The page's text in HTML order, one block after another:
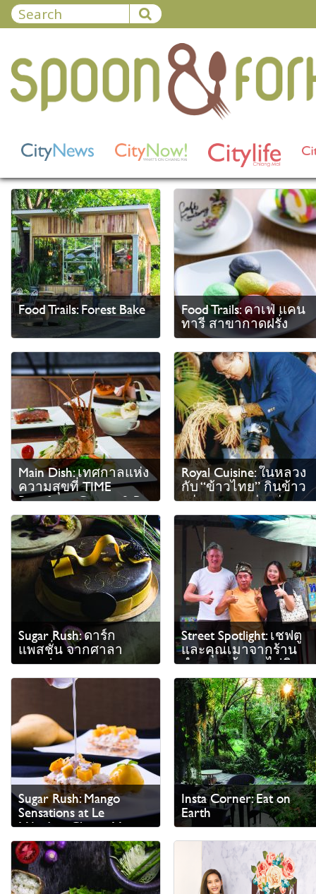
Food Trails: Forest Bake Food Trails: คาเฟ่ แคน
ทารี สาขากาดฝรั่ง
Main Dish: เทศกาลแห่ง
ความสุขที่ TIME
Riverfront Cuisine & Bar
Royal Cuisine: ในหลวง
กับ “ข้าวไทย” กินข้าว
อร่อย เพราะว่าอร่อยมา
ตลอดชีวิต
Sugar Rush: ดาร์ก
แพสชั่น จากศาลา
กาแฟ
Street Spotlight: เชฟตู
และคุณเมาจากร้าน
กำแพงแก้ว พาไปชิม
หมูสะเต๊ะ…รสเด็ด
Sugar Rush: Mango
Sensations at Le
Méridien Chiang Mai
Insta Corner: Eat on
Earth